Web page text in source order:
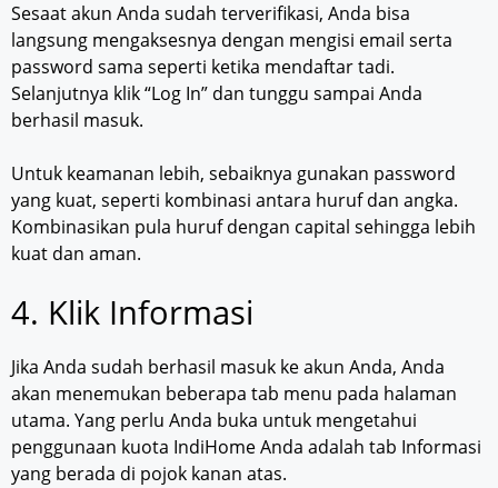
Sesaat akun Anda sudah terverifikasi, Anda bisa
langsung mengaksesnya dengan mengisi email serta
password sama seperti ketika mendaftar tadi.
Selanjutnya klik “Log In” dan tunggu sampai Anda
berhasil masuk.
Untuk keamanan lebih, sebaiknya gunakan password
yang kuat, seperti kombinasi antara huruf dan angka.
Kombinasikan pula huruf dengan capital sehingga lebih
kuat dan aman.
4. Klik Informasi
Jika Anda sudah berhasil masuk ke akun Anda, Anda
akan menemukan beberapa tab menu pada halaman
utama. Yang perlu Anda buka untuk mengetahui
penggunaan kuota IndiHome Anda adalah tab Informasi
yang berada di pojok kanan atas.